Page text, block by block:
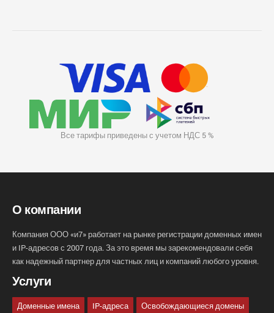
Все тарифы приведены с учетом НДС 5 %
О компании
Компания ООО «и7» работает на рынке регистрации доменных имен
и IP-адресов с 2007 года. За это время мы зарекомендовали себя
как надежный партнер для частных лиц и компаний любого уровня.
Услуги
Доменные имена IP-адреса Освобождающиеся домены